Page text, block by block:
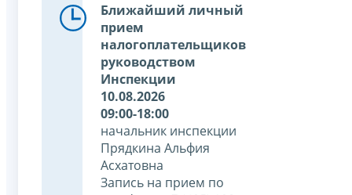
Ближайший личный
прием
налогоплательщиков
руководством
Инспекции
10.08.2026
09:00-18:00
начальник инспекции
Прядкина Альфия
Асхатовна
Запись на прием по